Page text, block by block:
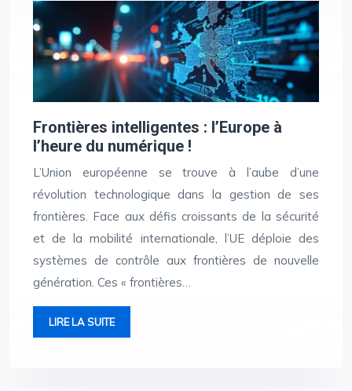
Frontières intelligentes : l’Europe à
l’heure du numérique !
L’Union européenne se trouve à l’aube d’une
révolution technologique dans la gestion de ses
frontières. Face aux défis croissants de la sécurité
et de la mobilité internationale, l’UE déploie des
systèmes de contrôle aux frontières de nouvelle
génération. Ces « frontières…
LIRE LA SUITE